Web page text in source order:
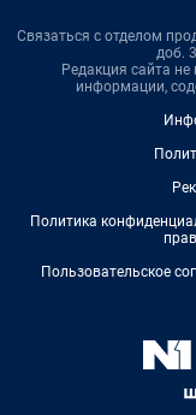
Связаться с отделом
доб.
Редакция сайта не
информации,
Политика
Пользовательское